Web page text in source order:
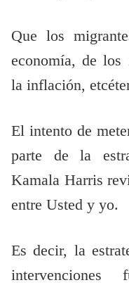
Que los
economía, de los
la inflación,
El intento de
parte de la
Kamala Harris
entre Usted y yo.
Es decir, la